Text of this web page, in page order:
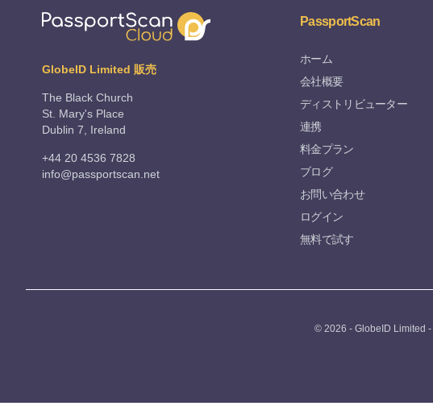
GlobeID Limited 販売
The Black Church
St. Mary's Place
Dublin 7, Ireland
+44 20 4536 7828
info@passportscan.net
PassportScan
ホーム
会社概要
ディストリビューター
連携
料金プラン
ブログ
お問い合わせ
ログイン
無料で試す
© 2026 - GlobeID Limited -